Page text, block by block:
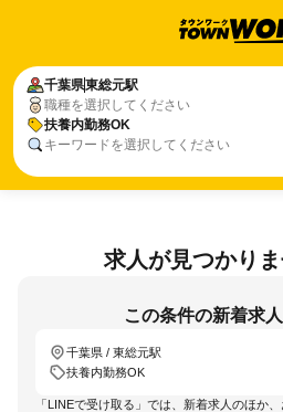
千葉県東総元駅
職種を選択してください
扶養内勤務OK
キーワードを選択してください
千葉県東総元駅
扶養内勤務OK
求人が見つかり
この条件の新着求
千葉県 / 東総元駅
扶養内勤務OK
「LINEで受け取る」では、新着求人のほか